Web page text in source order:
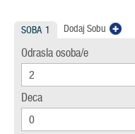
SOBA 1 Dodaj Sobu
Odrasla osoba/e
Deca